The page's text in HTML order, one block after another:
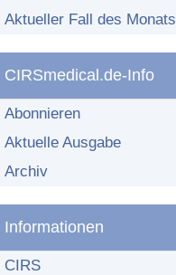
Aktueller Fall des Monats
CIRSmedical.de-Info
Abonnieren
Aktuelle Ausgabe
Archiv
Informationen
CIRS